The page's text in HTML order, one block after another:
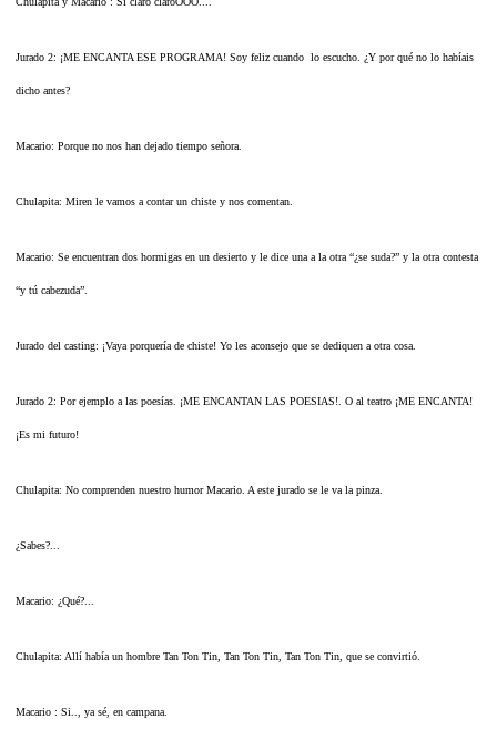
Jurado 2: ¡ME ENCANTA ESE PROGRAMA! Soy feliz cuando lo escucho. ¿Y por qué no lo habíais
dicho antes?
Macario: Porque no nos han dejado tiempo señora.
Chulapita: Miren le vamos a contar un chiste y nos comentan.
Macario: Se encuentran dos hormigas en un desierto y le dice una a la otra “¿se suda?” y la otra contesta
“y tú cabezuda”.
Jurado del casting: ¡Vaya porquería de chiste! Yo les aconsejo que se dediquen a otra cosa.
Jurado 2: Por ejemplo a las poesías. ¡ME ENCANTAN LAS POESIAS!. O al teatro ¡ME ENCANTA!
¡Es mi futuro!
Chulapita: No comprenden nuestro humor Macario. A este jurado se le va la pinza.
¿Sabes?...
Macario: ¿Qué?...
Chulapita: Allí había un hombre Tan Ton Tin, Tan Ton Tin, Tan Ton Tin, que se convirtió.
Macario : Si.., ya sé, en campana.